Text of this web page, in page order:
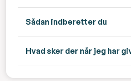
Sådan indberetter du
Hvad sker der når jeg har